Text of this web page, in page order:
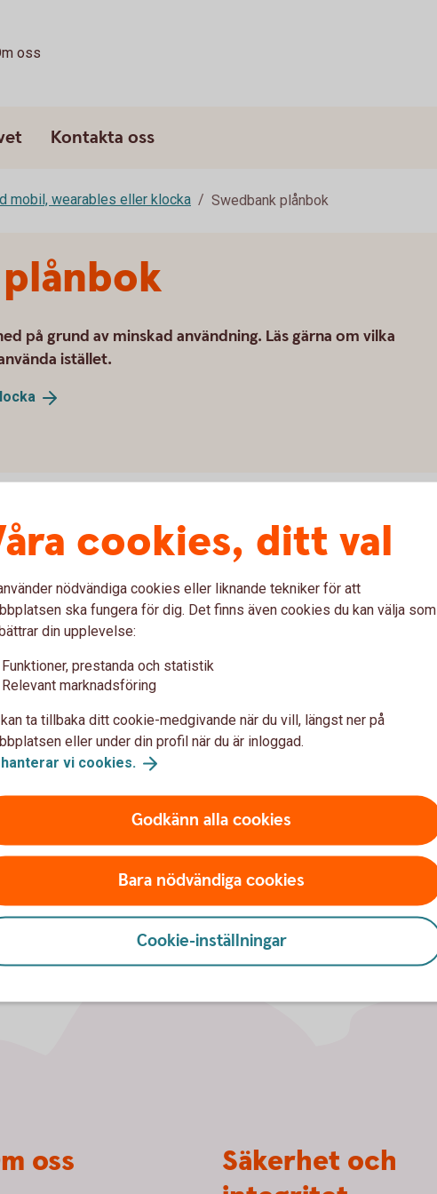
oss
Kontakta oss
mobil, wearables eller klocka Swedbank plånbok
på grund av minskad användning. Läs gärna om vilka
istället.
Fidesmo Pay
plånbok Samsung Pay Xiaomi Pay
cookies, ditt val
nödvändiga cookies eller liknande tekniker för att
ska fungera för dig. Det finns även cookies du kan välja som
din upplevelse:
Funktioner, prestanda och statistik
Relevant marknadsföring
ta tillbaka ditt cookie-medgivande när du vill, längst ner på
eller under din profil när du är inloggad.
hanterar vi cookies.
Godkänn alla cookies
Bara nödvändiga cookies
Cookie-inställningar
oss
Säkerhet och